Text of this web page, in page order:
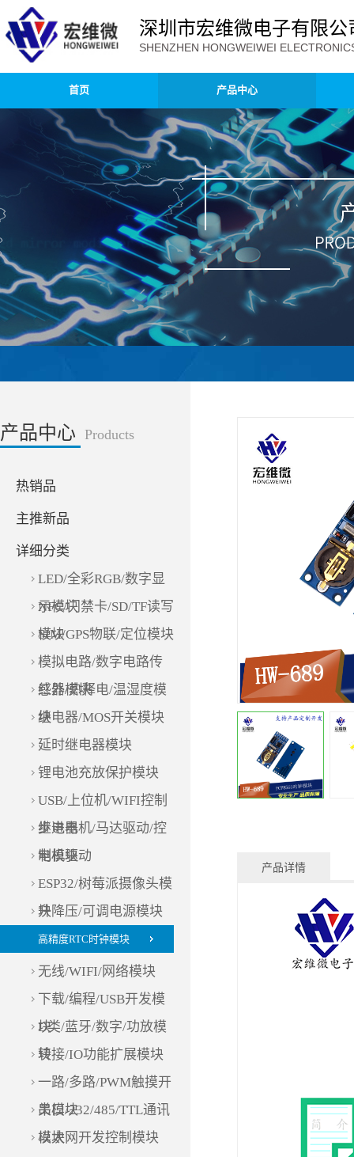
深圳市宏维微电子有限公
SHENZHEN HONGWEIWEI
首页 产品中心
产品中心 Products
热销品
主推新品
详细分类
LED/全彩RGB/数字显
示模块
NFC/门禁卡/SD/TF读写
模块
SIM/GPS物联/定位模块
模拟电路/数字电路传
感器模块
红外/热释电/温湿度模
块
继电器/MOS开关模块
延时继电器模块
锂电池充放保护模块
USB/上位机/WIFI控制
继电器
步进电机/马达驱动/控
制模块
电机驱动
ESP32/树莓派摄像头模
块
升降压/可调电源模块
高精度RTC时钟模块
无线/WIFI/网络模块
下载/编程/USB开发模
块
D类/蓝牙/数字/功放模
块
转接/IO功能扩展模块
一路/多路/PWM触摸开
关模块
串口/232/485/TTL通讯
模块
以太网开发控制模块
产品详情